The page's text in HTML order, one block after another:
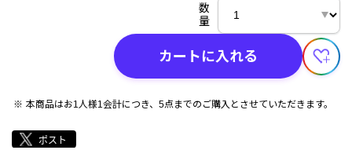
数
量
カートに入れる
本商品はお1人様1会計につき、5点までのご購入とさせていただきます。